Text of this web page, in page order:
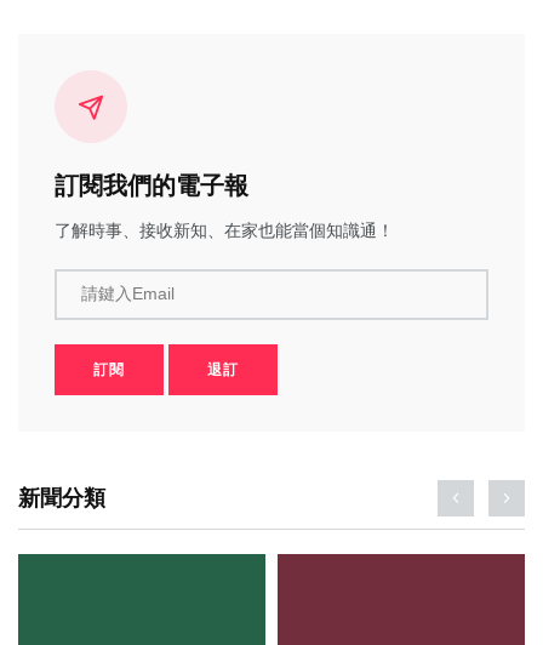
訂閱我們的電子報
了解時事、接收新知、在家也能當個知識通！
請鍵入Email
訂閱 退訂
新聞分類